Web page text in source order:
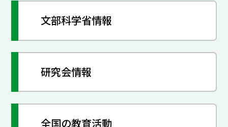
文部科学省情報
研究会情報
全国の教育活動